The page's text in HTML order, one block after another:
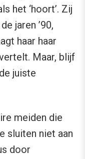
het ‘hoort’. Zij
jaren ’90,
haar haar
Maar, blijf
juiste
meiden die
sluiten niet aan
door